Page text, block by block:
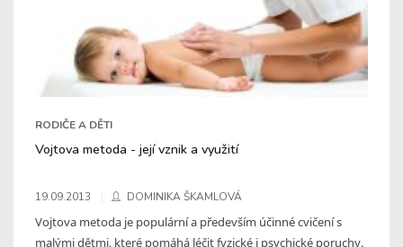
RODIČE A DĚTI
Vojtova metoda - její vznik a využití
19.09.2013 DOMINIKA ŠKAMLOVÁ
Vojtova metoda je populární a především účinné cvičení s
malými dětmi, které pomáhá léčit fyzické i psychické poruchy.